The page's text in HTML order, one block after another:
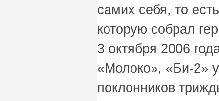
самих себя, то
которую собрал
3 октября 2006
«Молоко», «Би-2»
поклонников